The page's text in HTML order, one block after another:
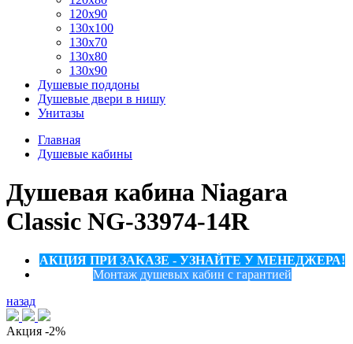
120x90
130x100
130x70
130x80
130x90
Душевые поддоны
Душевые двери в нишу
Унитазы
Главная
Душевые кабины
Душевая кабина Niagara
Classic NG-33974-14R
АКЦИЯ ПРИ ЗАКАЗЕ - УЗНАЙТЕ У МЕНЕДЖЕРА!
Монтаж душевых кабин с гарантией
назад
Акция -2%